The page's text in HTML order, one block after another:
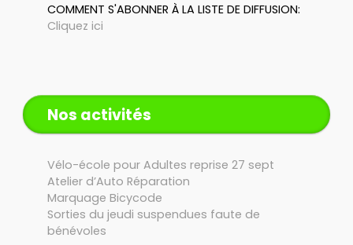
COMMENT S'ABONNER À LA LISTE DE DIFFUSION:
Cliquez ici
Nos activités
Vélo-école pour Adultes reprise 27 sept
Atelier d’Auto Réparation
Marquage Bicycode
Sorties du jeudi suspendues faute de
bénévoles